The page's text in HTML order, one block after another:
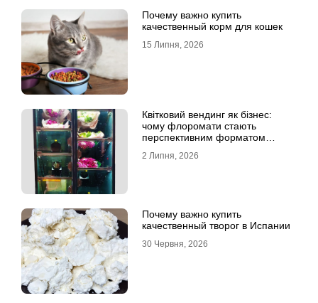
Почему важно купить
качественный корм для кошек
15 Липня, 2026
Квітковий вендинг як бізнес:
чому флоромати стають
перспективним форматом
2 Липня, 2026
Почему важно купить
качественный творог в Испании
30 Червня, 2026